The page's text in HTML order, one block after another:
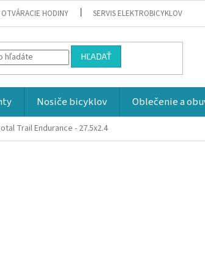
OTVÁRACIE HODINY SERVIS ELEKTROBICYKLOV
HĽADAŤ
Nosiče bicyklov Oblečenie a
Trail Endurance - 27.5x2.4